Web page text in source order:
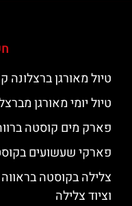
טיול מאורגן ברצלונה
טיול יומי מאורגן
פארק מים קוסטה
פארקי שעשועים
צלילה בקוסטה
וציוד צלילה